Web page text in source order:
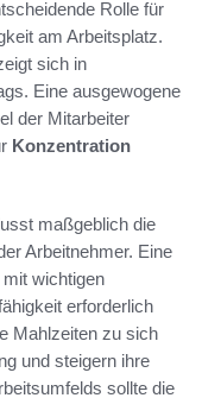
Rolle für
am Arbeitsplatz.
sich in
Eine ausgewogene
der Mitarbeiter
Konzentration
maßgeblich die
Arbeitnehmer. Eine
wichtigen
erforderlich
Mahlzeiten zu sich
und steigern ihre
sollte die